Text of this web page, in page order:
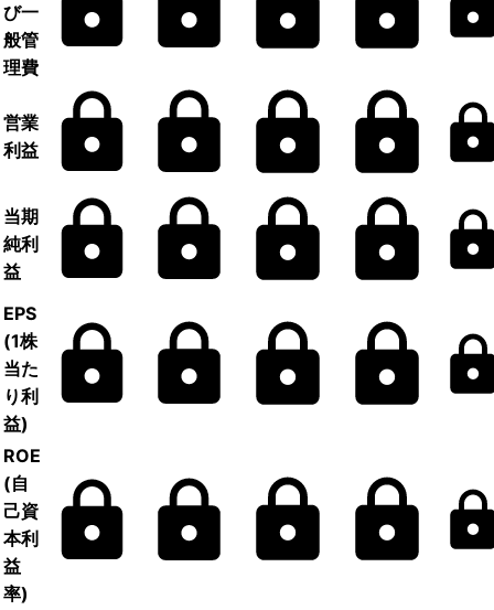
び一
般管
理費
営業
利益
当期
純利
益
EPS
(1株
当た
り利
益)
ROE
(自
己資
本利
益
率)